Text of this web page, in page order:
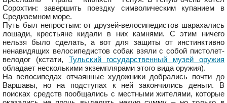
Сорохтин: завершить поездку символическим купанием в
Средиземном море.
Путь был непростым: от друзей-велосипедистов шарахались
лошади, крестьяне кидали в них камнями. С этим ничего
нельзя было сделать, а вот для защиты от инстинктивно
ненавидящих велосипедистов собак взяли с собой пистолет-
велодог (кстати, Тульский государственный музей оружия
обладает несколькими экземплярами этого вида оружия).
На велосипедах отчаянные художники добрались почти до
Варшавы, но на подступах к ней закончились деньги. В
поисках средств пообщались с местными жителями, которые